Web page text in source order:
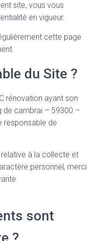
site, vous vous
en vigueur.
cette page
du Site ?
rénovation ayant son
de cambrai – 59300 –
responsable de
à la collecte et
personnel, merci
sont